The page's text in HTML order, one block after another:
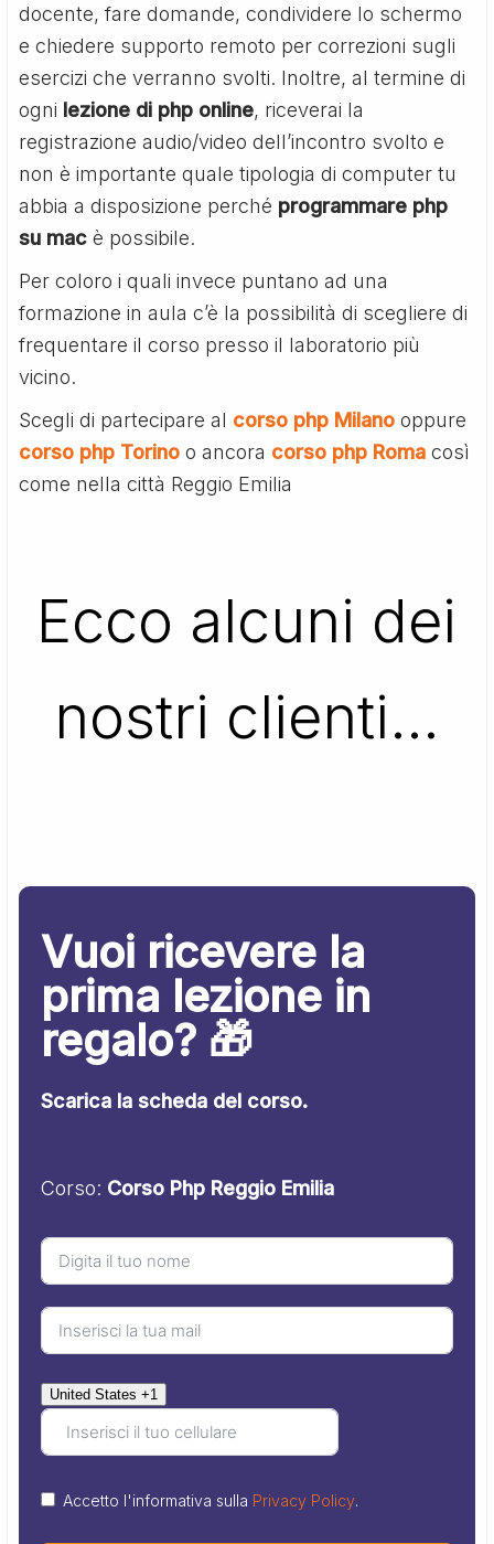
docente, fare domande, condividere lo schermo
e chiedere supporto remoto per correzioni sugli
esercizi che verranno svolti. Inoltre, al termine di
ogni lezione di php online, riceverai la
registrazione audio/video dell’incontro svolto e
non è importante quale tipologia di computer tu
abbia a disposizione perché programmare php
su mac è possibile.
Per coloro i quali invece puntano ad una
formazione in aula c’è la possibilità di scegliere di
frequentare il corso presso il laboratorio più
vicino.
Scegli di partecipare al corso php Milano oppure
corso php Torino o ancora corso php Roma così
come nella città Reggio Emilia
Ecco alcuni dei
nostri clienti…
Vuoi ricevere la
prima lezione in
regalo? 🎁
Scarica la scheda del corso.
Corso: Corso Php Reggio Emilia
United States +1
Accetto l'informativa sulla Privacy Policy.